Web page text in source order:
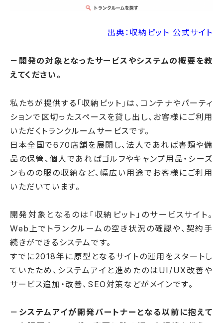
出典：収納ピット 公式サイト
－開発の対象となったサービスやシステムの概要を教
えてください。
私たちが提供する「収納ピット」は、コンテナやパーティ
ションで区切ったスペースを貸し出し、お客様にご利用
いただくトランクルームサービスです。
日本全国で670店舗を展開し、法人であれば書類や備
品の保管、個人であればゴルフやキャンプ用品・シーズ
ンものの服の収納など、幅広い用途でお客様にご利用
いただいています。
開発対象となるのは「収納ピット」のサービスサイト。
Web上でトランクルームの空き状況の確認や、契約手
続きができるシステムです。
すでに2018年に原型となるサイトの運用をスタートし
ていたため、システムアイと進めたのはUI/UX改善や
サービス追加・改善、SEO対策などがメインです。
－システムアイが開発パートナーとなる以前に抱えて